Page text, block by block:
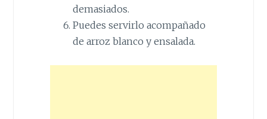
demasiados.
Puedes servirlo acompañado
de arroz blanco y ensalada.